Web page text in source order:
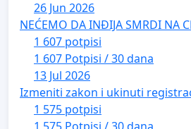
26 Jun 2026
NEĆEMO DA INĐIJA SMRDI NA
1 607 potpisi
1 607 Potpisi / 30 dana
13 Jul 2026
Izmeniti zakon i ukinuti
1 575 potpisi